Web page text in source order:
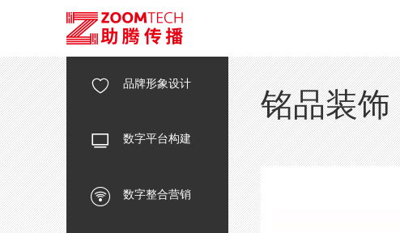
品牌形象设计
数字平台构建
数字整合营销
铭品装饰